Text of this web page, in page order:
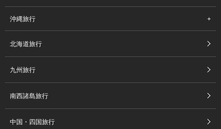
沖縄旅行
北海道旅行
九州旅行
南西諸島旅行
中国・四国旅行